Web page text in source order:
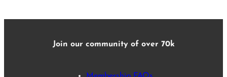
Join our community of over 70k